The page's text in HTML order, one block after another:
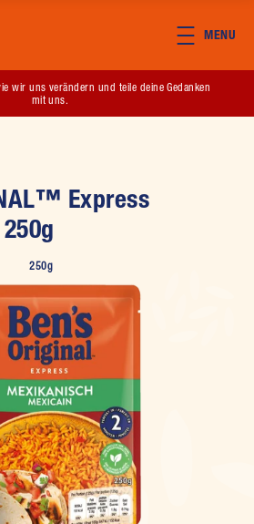
MENU
wir uns verändern und teile deine Gedanken
mit uns.
Express
250g